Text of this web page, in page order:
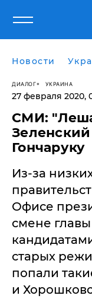
Новости
ДИАЛОГ УКРАИНА
27 февраля 2020,
СМИ: "Леша
Гончаруку
Из-за
Офисе
смене
старых
попали
и